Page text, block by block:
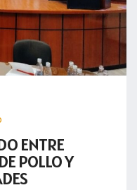
ENTRE
POLLO Y